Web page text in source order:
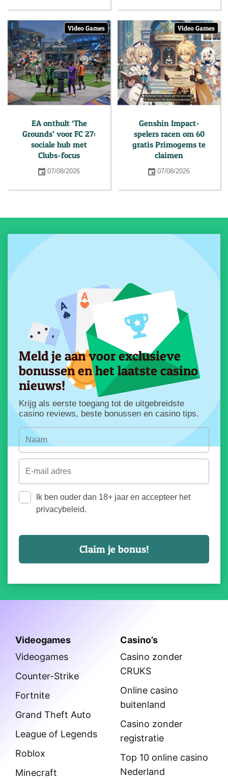
Video Games
EA onthult ‘The
Grounds’ voor FC 27:
sociale hub met
Clubs-focus
07/08/2026
Video Games
Genshin Impact-
spelers racen om 60
gratis Primogems te
claimen
07/08/2026
Meld je aan voor exclusieve
bonussen en het laatste casino
nieuws!
Krijg als eerste toegang tot de uitgebreidste
casino reviews, beste bonussen en casino tips.
Ik ben ouder dan 18+ jaar en accepteer het
privacybeleid.
Videogames
Videogames
Counter-Strike
Fortnite
Grand Theft Auto
League of Legends
Roblox
Minecraft
Casino’s
Casino zonder
CRUKS
Online casino
buitenland
Casino zonder
registratie
Top 10 online casino
Nederland